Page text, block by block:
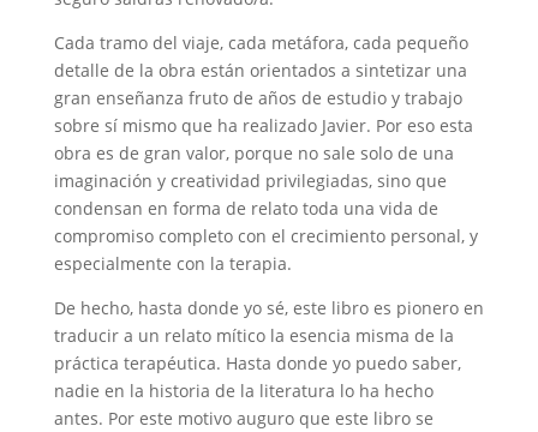
Cada tramo del viaje, cada metáfora, cada pequeño
detalle de la obra están orientados a sintetizar una
gran enseñanza fruto de años de estudio y trabajo
sobre sí mismo que ha realizado Javier. Por eso esta
obra es de gran valor, porque no sale solo de una
imaginación y creatividad privilegiadas, sino que
condensan en forma de relato toda una vida de
compromiso completo con el crecimiento personal, y
especialmente con la terapia.
De hecho, hasta donde yo sé, este libro es pionero en
traducir a un relato mítico la esencia misma de la
práctica terapéutica. Hasta donde yo puedo saber,
nadie en la historia de la literatura lo ha hecho
antes. Por este motivo auguro que este libro se